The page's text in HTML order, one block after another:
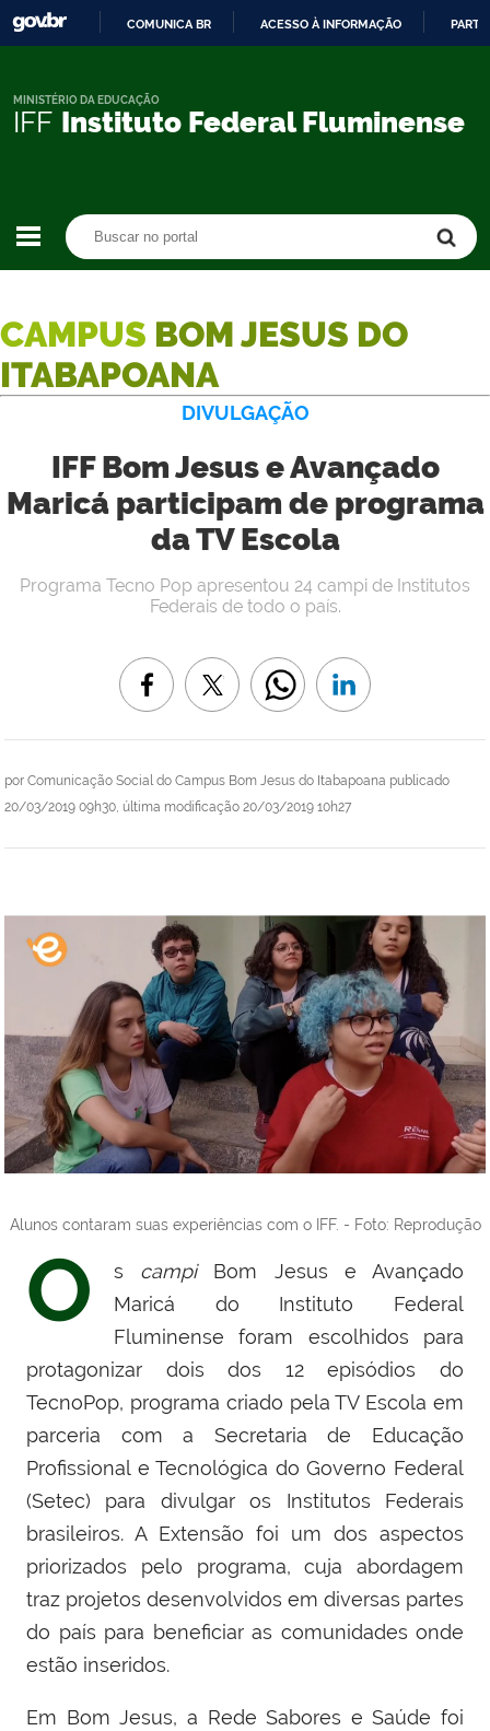
CONTEÚDO
COMUNICA BR ACESSO À INFORMAÇÃO
IFF Instituto Federal Fluminense
MINISTÉRIO DA EDUCAÇÃO
CAMPUS BOM JESUS DO
ITABAPOANA
DIVULGAÇÃO
IFF Bom Jesus e Avançado
Maricá participam de programa
da TV Escola
por Comunicação Social do Campus Bom Jesus do Itabapoana publicado
20/03/2019 09h30, última modificação 20/03/2019 10h27
Programa Tecno Pop apresentou 24 campi de Institutos
Federais de todo o país.
Alunos contaram suas experiências com o IFF. - Foto: Reprodução
O s campi Bom Jesus e Avançado
Maricá do Instituto Federal
Fluminenseforam escolhidos para
protagonizar dois dos 12 episódios do
TecnoPop, programa criado pela TV Escola em
parceria com a Secretaria de Educação
Profissional e Tecnológica do Governo Federal
(Setec) para divulgar os Institutos Federais
brasileiros. A Extensão foi um dos aspectos
priorizados pelo programa, cuja abordagem
traz projetos desenvolvidos em diversas partes
do país para beneficiar as comunidades onde
estão inseridos.
Em Bom Jesus, a Rede Sabores e Saúde foi